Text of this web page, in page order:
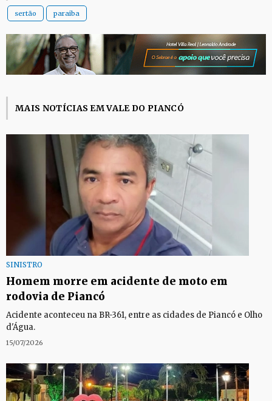
sertão paraiba
MAIS NOTÍCIAS EM VALE DO PIANCÓ
SINISTRO
Homem morre em acidente de moto em
rodovia de Piancó
Acidente aconteceu na BR-361, entre as cidades de Piancó e Olho
d'Água.
15/07/2026